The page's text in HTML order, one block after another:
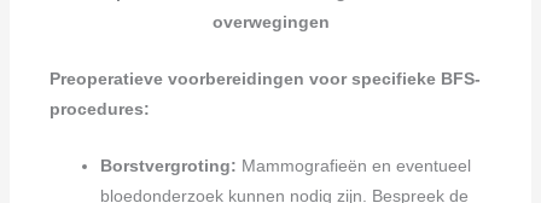
overwegingen
Preoperatieve voorbereidingen voor specifieke BFS-
procedures:
Borstvergroting: Mammografieën en eventueel
bloedonderzoek kunnen nodig zijn. Bespreek de